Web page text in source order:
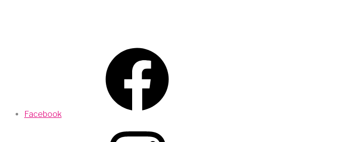
Facebook